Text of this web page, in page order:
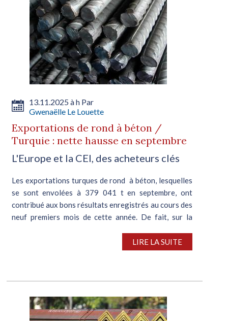
13.11.2025 à h Par
Gwenaëlle Le Louette
Exportations de rond à béton /
Turquie : nette hausse en septembre
L'Europe et la CEI, des acheteurs clés
Les exportations turques de rond à béton, lesquelles
se sont envolées à 379 041 t en septembre, ont
contribué aux bons résultats enregistrés au cours des
neuf premiers mois de cette année. De fait, sur la
LIRE LA SUITE